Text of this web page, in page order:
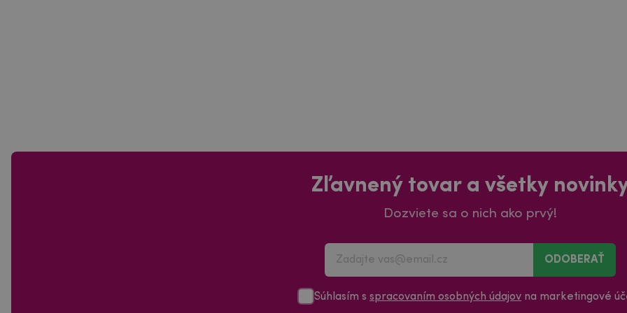
Zľavnený tovar a všetky
Dozviete sa o nich ako prvý!
ODOBERAŤ
Súhlasím s spracovaním osobných údajov na marketingové